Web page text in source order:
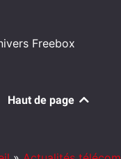
Freebox
Haut de page